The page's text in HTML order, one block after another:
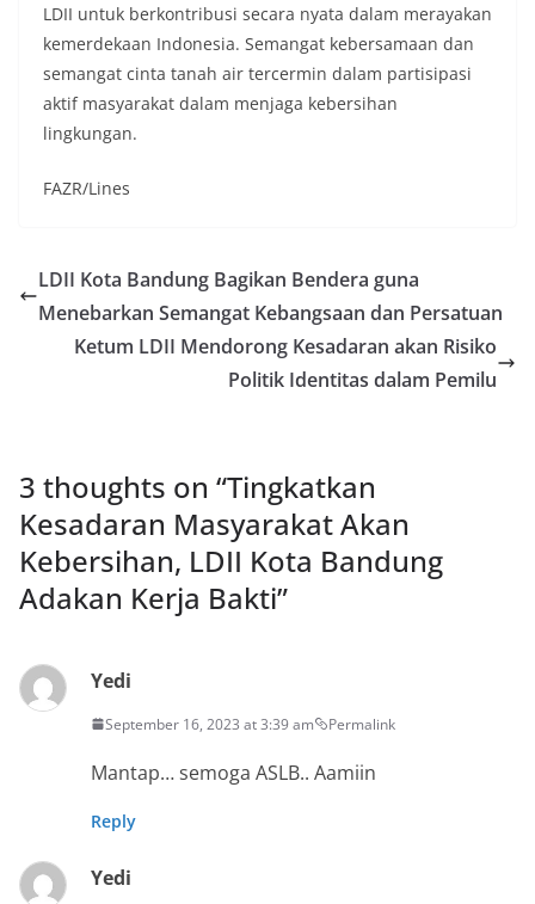
LDII untuk berkontribusi secara nyata dalam merayakan
kemerdekaan Indonesia. Semangat kebersamaan dan
semangat cinta tanah air tercermin dalam partisipasi
aktif masyarakat dalam menjaga kebersihan
lingkungan.
FAZR/Lines
LDII Kota Bandung Bagikan Bendera guna
Menebarkan Semangat Kebangsaan dan Persatuan
Ketum LDII Mendorong Kesadaran akan Risiko
Politik Identitas dalam Pemilu
3 thoughts on “Tingkatkan
Kesadaran Masyarakat Akan
Kebersihan, LDII Kota Bandung
Adakan Kerja Bakti”
Yedi
September 16, 2023 at 3:39 am Permalink
Mantap… semoga ASLB.. Aamiin
Reply
Yedi